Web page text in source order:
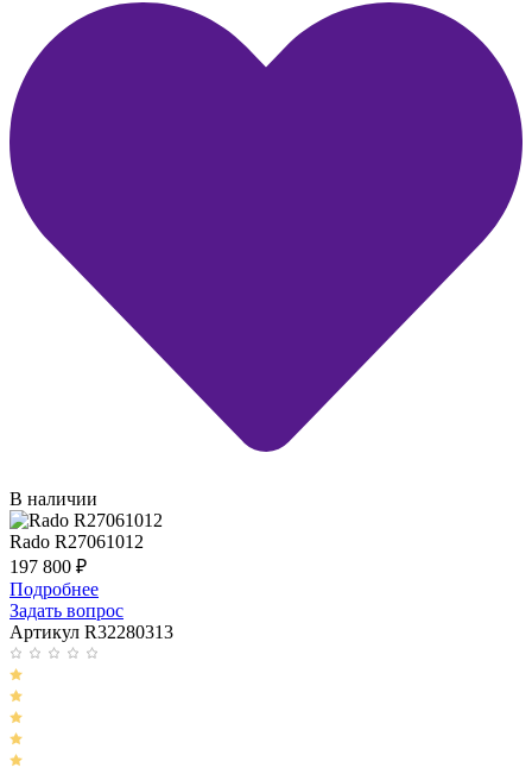
В наличии
Rado R27061012
197 800 ₽
Подробнее
Задать вопрос
Артикул R32280313